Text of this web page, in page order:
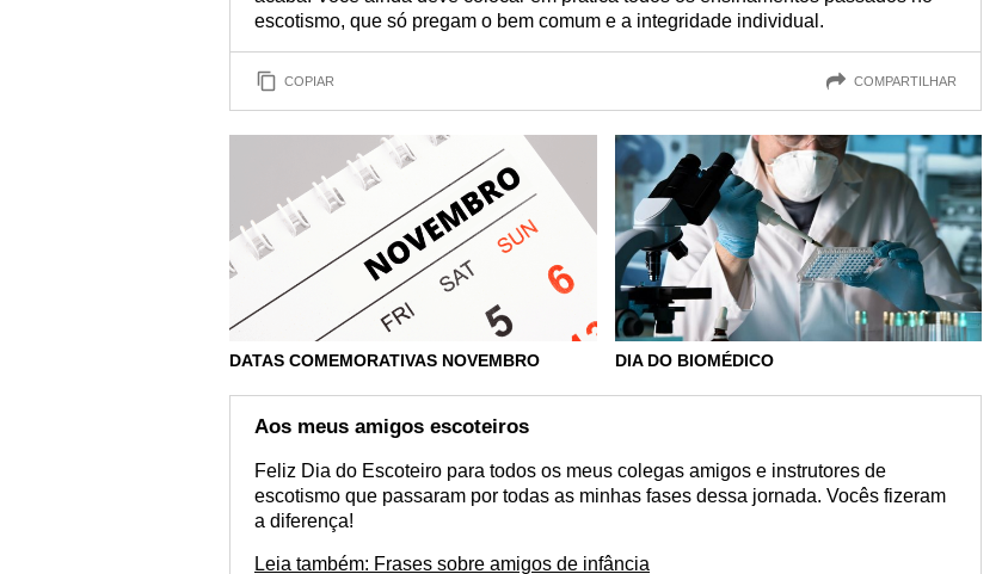
escotismo, que só pregam o bem comum e a integridade individual.
COPIAR COMPARTILHAR
DATAS COMEMORATIVAS NOVEMBRO DIA DO BIOMÉDICO
Aos meus amigos escoteiros
Feliz Dia do Escoteiro para todos os meus colegas amigos e instrutores de
escotismo que passaram por todas as minhas fases dessa jornada. Vocês fizeram
a diferença!
Leia também: Frases sobre amigos de infância